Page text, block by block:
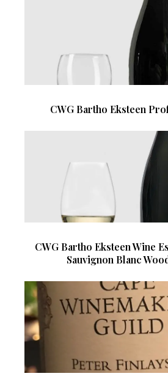
CWG Bartho Eksteen
CWG Bartho Eksteen Wine
Sauvignon Blanc